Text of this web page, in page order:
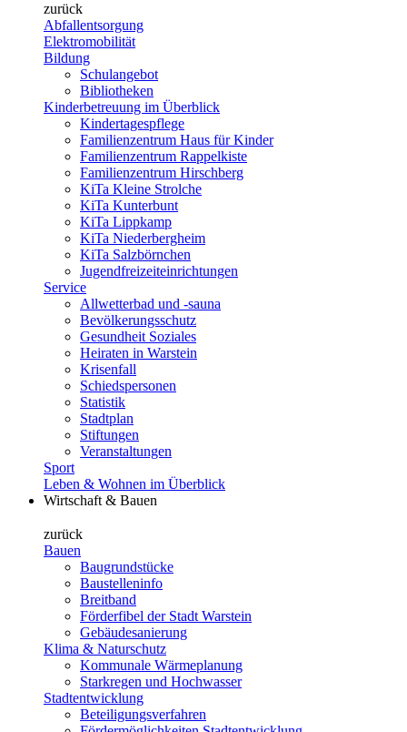
zurück
Abfallentsorgung
Elektromobilität
Bildung
Schulangebot
Bibliotheken
Kinderbetreuung im Überblick
Kindertagespflege
Familienzentrum Haus für Kinder
Familienzentrum Rappelkiste
Familienzentrum Hirschberg
KiTa Kleine Strolche
KiTa Kunterbunt
KiTa Lippkamp
KiTa Niederbergheim
KiTa Salzbörnchen
Jugendfreizeiteinrichtungen
Service
Allwetterbad und -sauna
Bevölkerungsschutz
Gesundheit Soziales
Heiraten in Warstein
Krisenfall
Schiedspersonen
Statistik
Stadtplan
Stiftungen
Veranstaltungen
Sport
Leben & Wohnen im Überblick
Wirtschaft & Bauen
zurück
Bauen
Baugrundstücke
Baustelleninfo
Breitband
Förderfibel der Stadt Warstein
Gebäudesanierung
Klima & Naturschutz
Kommunale Wärmeplanung
Starkregen und Hochwasser
Stadtentwicklung
Beteiligungsverfahren